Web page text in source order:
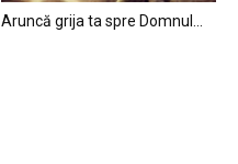
Aruncă grija ta spre Domnul…